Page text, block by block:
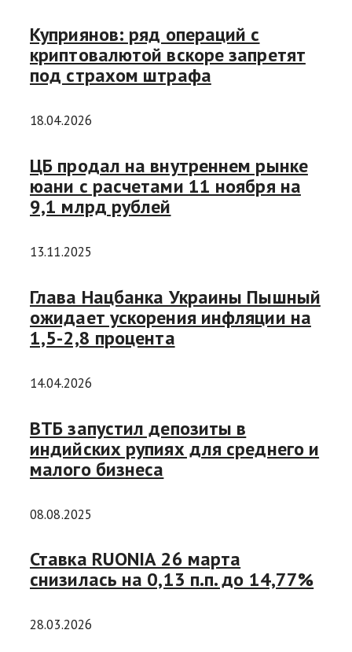
Куприянов: ряд операций с
криптовалютой вскоре запретят
под страхом штрафа
18.04.2026
ЦБ продал на внутреннем рынке
юани с расчетами 11 ноября на
9,1 млрд рублей
13.11.2025
Глава Нацбанка Украины Пышный
ожидает ускорения инфляции на
1,5-2,8 процента
14.04.2026
ВТБ запустил депозиты в
индийских рупиях для среднего и
малого бизнеса
08.08.2025
Ставка RUONIA 26 марта
снизилась на 0,13 п.п. до 14,77%
28.03.2026